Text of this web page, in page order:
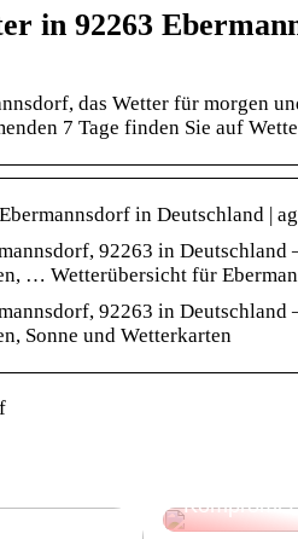
in 92263
das Wetter für morgen
7 Tage finden Sie auf
in Deutschland |
92263 in Deutschland
… Wetterübersicht für
92263 in Deutschland
Sonne und Wetterkarten